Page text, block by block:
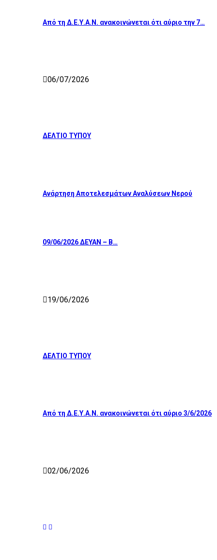
Από τη Δ.Ε.Υ.Α.Ν. ανακοινώνεται ότι αύριο την 7…
06/07/2026
ΔΕΛΤΙΟ ΤΥΠΟΥ
Ανάρτηση Αποτελεσμάτων Αναλύσεων Νερού
09/06/2026 ΔΕΥΑΝ – Β…
19/06/2026
ΔΕΛΤΙΟ ΤΥΠΟΥ
Από τη Δ.Ε.Υ.Α.Ν. ανακοινώνεται ότι αύριο 3/6/2026
02/06/2026